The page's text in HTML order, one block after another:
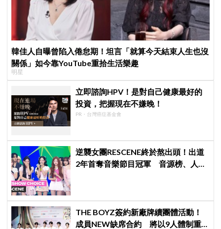
韓佳人自曝曾陷入倦怠期！坦言「就算今天結束人生也沒
關係」如今靠YouTube重拾生活樂趣
明星
立即諮詢HPV！是對自己健康最好的
投資，把握現在不嫌晚！
PR・台灣癌症基金會
逆襲女團RESCENE終於熬出頭！出道
2年首奪音樂節目冠軍 音源榜、人氣
THE BOYZ簽約新廠牌續團體活動！
成員NEW缺席合約 將以9人體制重